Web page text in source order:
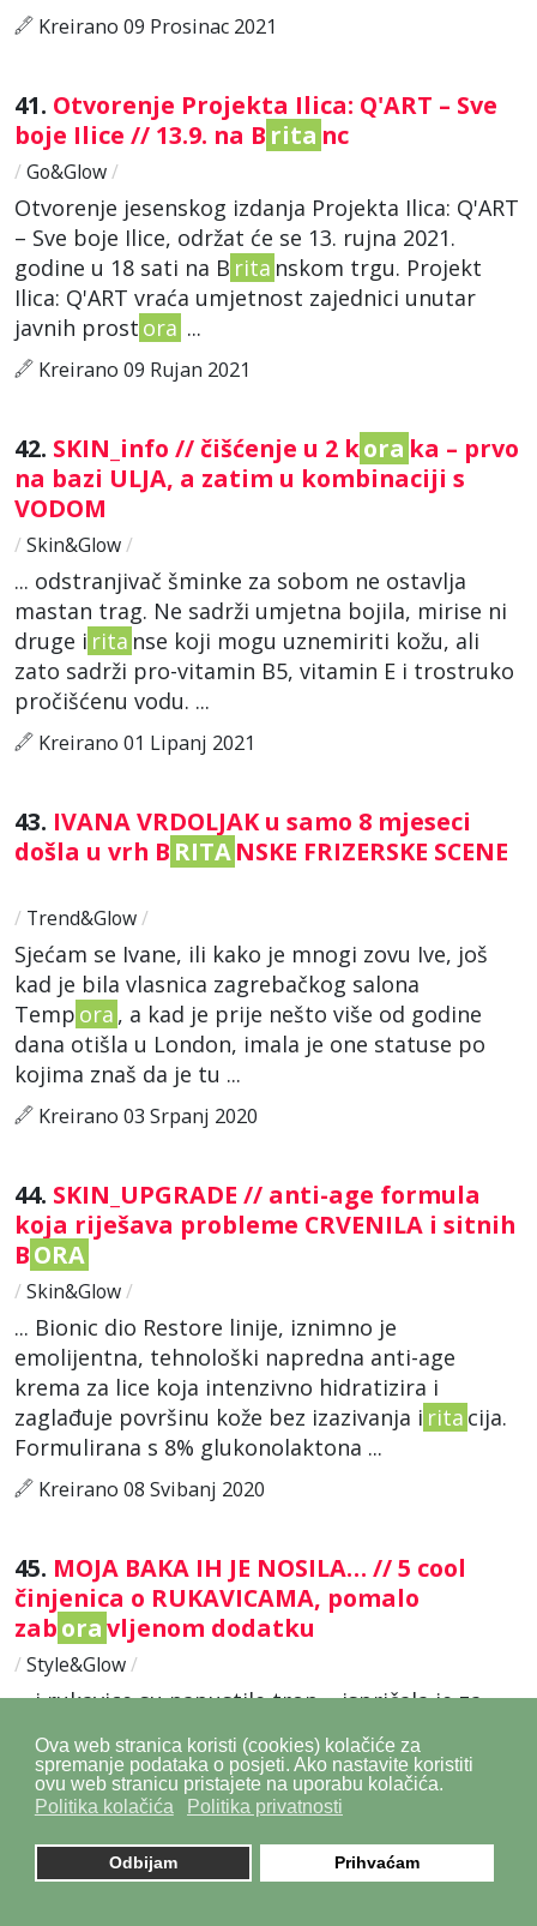
Ova web stranica koristi (cookies) kolačiće za
spremanje podataka o posjeti. Ako nastavite koristiti
ovu web stranicu pristajete na uporabu kolačića.
Politika kolačića
Politika privatnosti
Odbijam Prihvaćam
Kreirano 09 Prosinac 2021
41. Otvorenje Projekta Ilica: Q'ART – Sve
boje Ilice // 13.9. na B rita nc
/ Go&Glow/
Otvorenje jesenskog izdanja Projekta Ilica: Q'ART
– Sve boje Ilice, održat će se 13. rujna 2021.
godine u 18 sati na B rita nskom trgu. Projekt
Ilica: Q'ART vraća umjetnost zajednici unutar
javnih prost ora ...
Kreirano 09 Rujan 2021
42. SKIN_info // čišćenje u 2 kora ka – prvo
na bazi ULJA, a zatim u kombinaciji s
VODOM
/ Skin&Glow/
... odstranjivač šminke za sobom ne ostavlja
mastan trag. Ne sadrži umjetna bojila, mirise ni
druge i rita nse koji mogu uznemiriti kožu, ali
zato sadrži pro-vitamin B5, vitamin E i trostruko
pročišćenu vodu. ...
Kreirano 01 Lipanj 2021
43. IVANA VRDOLJAK u samo 8 mjeseci
došla u vrh B RITANSKE FRIZERSKE SCENE
/ Trend&Glow/
Sjećam se Ivane, ili kako je mnogi zovu Ive, još
kad je bila vlasnica zagrebačkog salona
Temp ora , a kad je prije nešto više od godine
dana otišla u London, imala je one statuse po
kojima znaš da je tu ...
Kreirano 03 Srpanj 2020
44. SKIN_UPGRADE // anti-age formula
koja riješava probleme CRVENILA i sitnih
BORA
/ Skin&Glow/
... Bionic dio Restore linije, iznimno je
emolijentna, tehnološki napredna anti-age
krema za lice koja intenzivno hidratizira i
zaglađuje površinu kože bez izazivanja i rita cija.
Formulirana s 8% glukonolaktona ...
Kreirano 08 Svibanj 2020
45. MOJA BAKA IH JE NOSILA… // 5 cool
činjenica o RUKAVICAMA, pomalo
zaboravljenom dodatku
/ Style&Glow/
... i rukavice su napustile tron – ispričala je za
Vogue kustosica izložbe, Rosemary Harden. –
Upravo je to označilo i promjene u britanskoj
modnoj industriji, jer su proizvođači rukavica bili
među najjačima. ...
Kreirano 10 Lipanj 2019